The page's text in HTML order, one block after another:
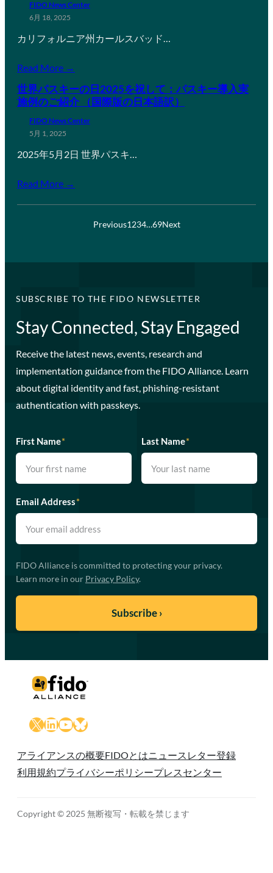
FIDO News Center
6月 18, 2025
カリフォルニア州カールスバッド…
Read More →
世界パスキーの日2025を祝して：パスキー導入実
施例のご紹介 （国際版の日本語訳）
FIDO News Center
5月 1, 2025
2025年5月2日 世界パスキ…
Read More →
Previous1234…69Next
SUBSCRIBE TO THE FIDO NEWSLETTER
Stay Connected, Stay Engaged
Receive the latest news, events, research and
implementation guidance from the FIDO Alliance. Learn
about digital identity and fast, phishing-resistant
authentication with passkeys.
First Name* Last Name*
Email Address*
FIDO Alliance is committed to protecting your privacy.
Learn more in our Privacy Policy.
X LinkedIn
YouTube
Bluesky
アライアンスの概要FIDOとは ニュースレター登録
利用規約プライバシーポリシープレスセンター
Copyright © 2025 無断複写・転載を禁じます